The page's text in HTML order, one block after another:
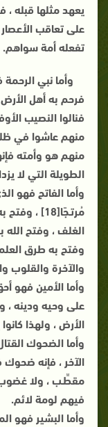
يعهد مثلها قبله ،
على تعاقب
تفعله أمة سواهم.
وأما نبي
فرحم به أهل
فنالوا النصيب
منهم عاشوا في
منهم هو وأمته
الطويلة التي لا
وأما الفاتح فهو
مُرتـجًا[18]
الغلف ، وفتح الله به
وفتح به طرق العلم
والآخرة والقلوب
وأما الأمين فهو
على وحيه ودينه
الأرض ، ولهذا
وأما الضحوك
الآخر ، فإنه
مقطِّـب ، ولا غضوب
فيهم لومة لائم.
وأما البشير فهو